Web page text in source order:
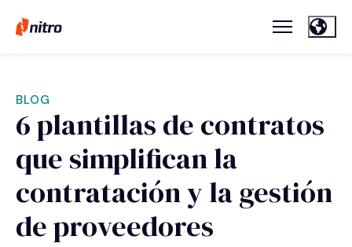
BLOG
6 plantillas de contratos
que simplifican la
contratación y la gestión
de proveedores